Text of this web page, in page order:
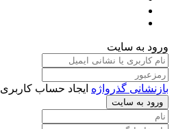
ورود به سایت
بازنشانی گذرواژه ایجاد حساب کاربری
ورود به سایت